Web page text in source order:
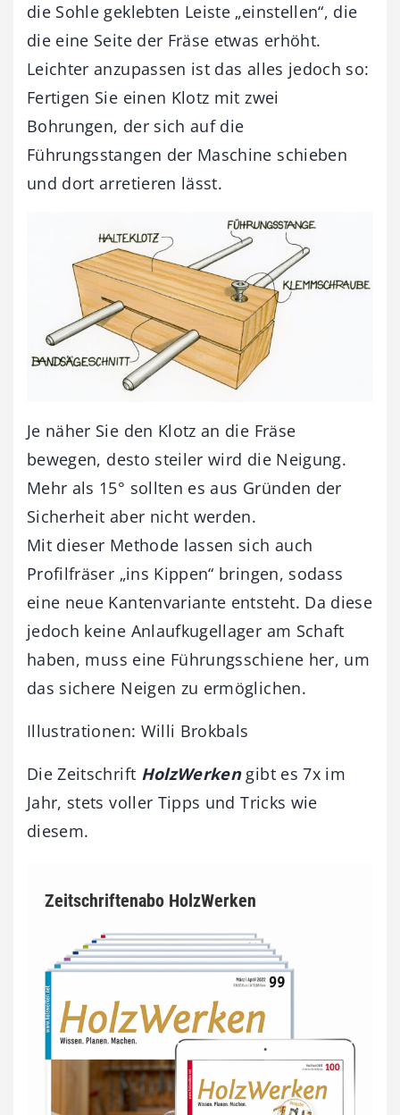
die Sohle geklebten Leiste „einstellen“, die
die eine Seite der Fräse etwas erhöht.
Leichter anzupassen ist das alles jedoch so:
Fertigen Sie einen Klotz mit zwei
Bohrungen, der sich auf die
Führungsstangen der Maschine schieben
und dort arretieren lässt.
Je näher Sie den Klotz an die Fräse
bewegen, desto steiler wird die Neigung.
Mehr als 15° sollten es aus Gründen der
Sicherheit aber nicht werden.
Mit dieser Methode lassen sich auch
Profilfräser „ins Kippen“ bringen, sodass
eine neue Kantenvariante entsteht. Da diese
jedoch keine Anlaufkugellager am Schaft
haben, muss eine Führungsschiene her, um
das sichere Neigen zu ermöglichen.
Illustrationen: Willi Brokbals
Die Zeitschrift HolzWerkengibt es 7x im
Jahr, stets voller Tipps und Tricks wie
diesem.
Zeitschriftenabo HolzWerken